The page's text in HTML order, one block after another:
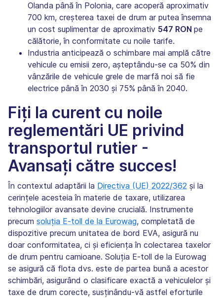
Olanda până în Polonia, care acoperă aproximativ
700 km, creșterea taxei de drum ar putea însemna
un cost suplimentar de aproximativ 547 RON pe
călătorie, în conformitate cu noile tarife.
Industria anticipează o schimbare mai amplă către
vehicule cu emisii zero, așteptându-se ca 50% din
vânzările de vehicule grele de marfă noi să fie
electrice până în 2030 și 75% până în 2040.
Fiți la curent cu noile
reglementări UE privind
transportul rutier -
Avansați către succes!
În contextul adaptării la Directiva (UE) 2022/362 și la
cerințele acesteia în materie de taxare, utilizarea
tehnologiilor avansate devine crucială. Instrumente
precum soluția E-toll de la Eurowag, completată de
dispozitive precum unitatea de bord EVA, asigură nu
doar conformitatea, ci și eficiența în colectarea taxelor
de drum pentru camioane. Soluția E-toll de la Eurowag
se asigură că flota dvs. este de partea bună a acestor
schimbări, asigurând o clasificare exactă a vehiculelor și
taxe de drum corecte, susținându-vă astfel eforturile